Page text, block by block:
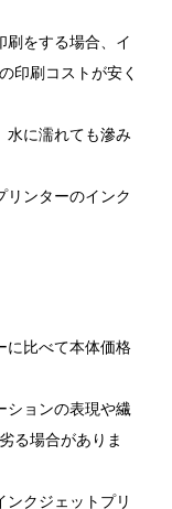
刷をする場合、イ
印刷コストが安く
水に濡れても滲み
リンターのインク
に比べて本体価格
ションの表現や繊
る場合がありま
クジェットプリ